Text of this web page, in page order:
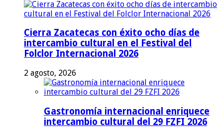
Cierra Zacatecas con éxito ocho días de
intercambio cultural en el Festival del
Folclor Internacional 2026
2 agosto, 2026
Gastronomía internacional enriquece
intercambio cultural del 29 FZFI 2026